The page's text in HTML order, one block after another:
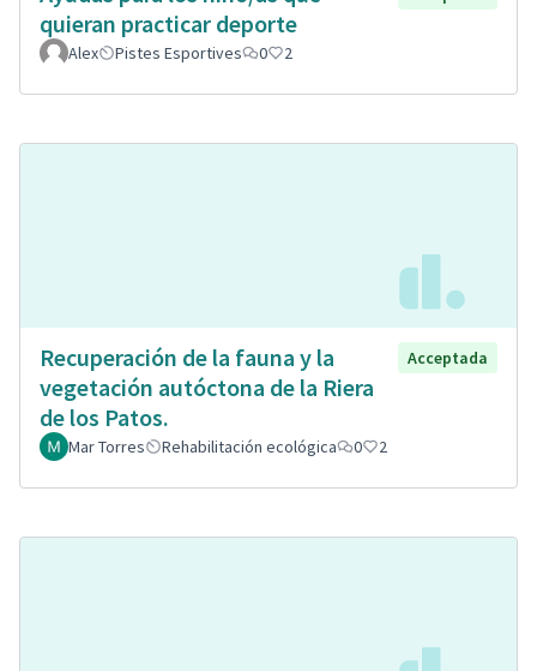
quieran practicar deporte
Alex Pistes Esportives 0 2
Recuperación de la fauna y la
vegetación autóctona de la Riera
de los Patos.
Acceptada
Mar Torres Rehabilitación ecológica 0 2